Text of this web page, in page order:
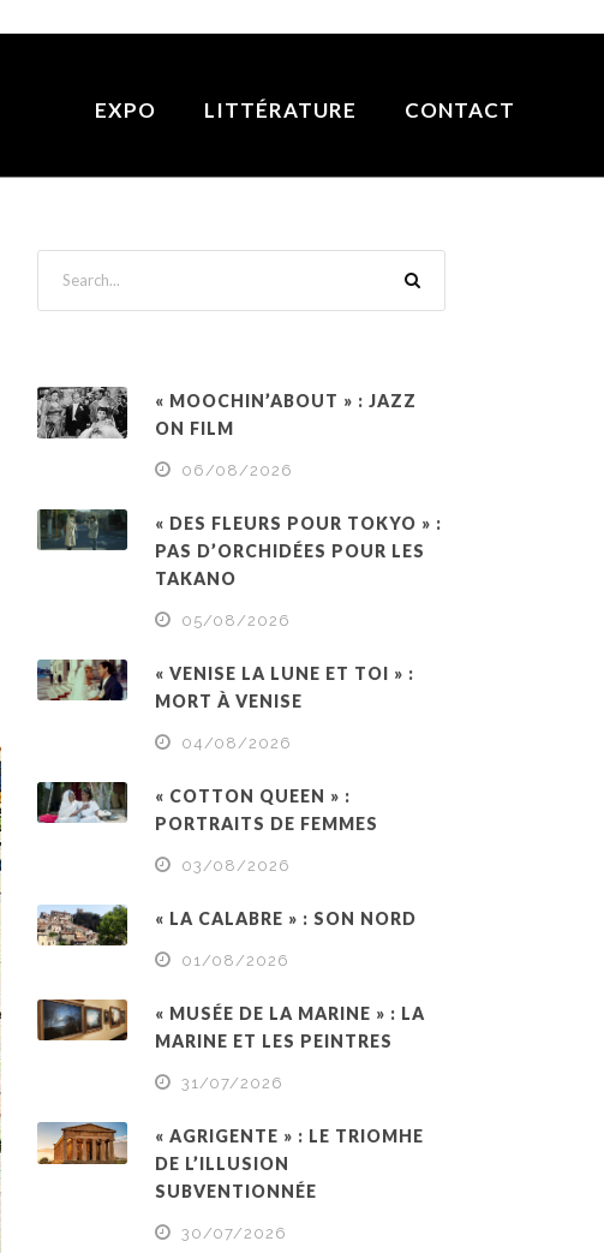
EXPO LITTÉRATURE CONTACT
« MOOCHIN’ABOUT » : JAZZ
ON FILM
06/08/2026
« DES FLEURS POUR TOKYO » :
PAS D’ORCHIDÉES POUR LES
TAKANO
05/08/2026
« VENISE LA LUNE ET TOI » :
MORT À VENISE
04/08/2026
« COTTON QUEEN » :
PORTRAITS DE FEMMES
03/08/2026
« LA CALABRE » : SON NORD
01/08/2026
« MUSÉE DE LA MARINE » : LA
MARINE ET LES PEINTRES
31/07/2026
« AGRIGENTE » : LE TRIOMHE
DE L’ILLUSION
SUBVENTIONNÉE
30/07/2026